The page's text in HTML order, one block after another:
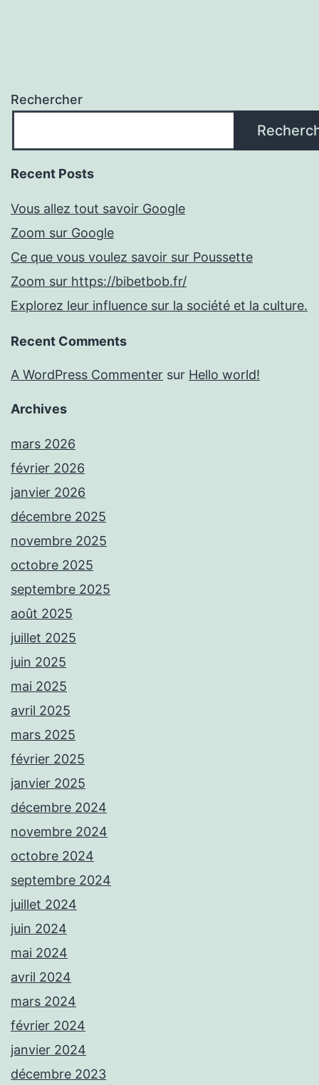
Rechercher
Recent Posts
Vous allez tout savoir Google
Zoom sur Google
Ce que vous voulez savoir sur Poussette
Zoom sur https://bibetbob.fr/
Explorez leur influence sur la société et la culture.
Recent Comments
A WordPress Commenter sur Hello world!
Archives
mars 2026
février 2026
janvier 2026
décembre 2025
novembre 2025
octobre 2025
septembre 2025
août 2025
juillet 2025
juin 2025
mai 2025
avril 2025
mars 2025
février 2025
janvier 2025
décembre 2024
novembre 2024
octobre 2024
septembre 2024
juillet 2024
juin 2024
mai 2024
avril 2024
mars 2024
février 2024
janvier 2024
décembre 2023